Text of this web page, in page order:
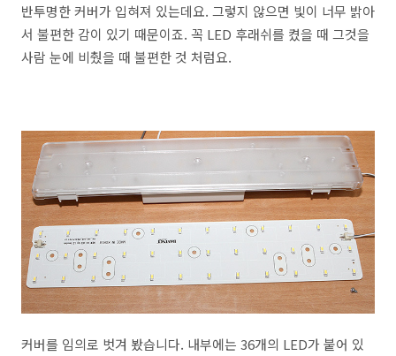
반투명한 커버가 입혀져 있는데요. 그렇지 않으면 빛이 너무 밝아
서 불편한 감이 있기 때문이죠. 꼭 LED 후래쉬를 켰을 때 그것을
사람 눈에 비췄을 때 불편한 것 처럼요.
커버를 임의로 벗겨 봤습니다. 내부에는 36개의 LED가 붙어 있